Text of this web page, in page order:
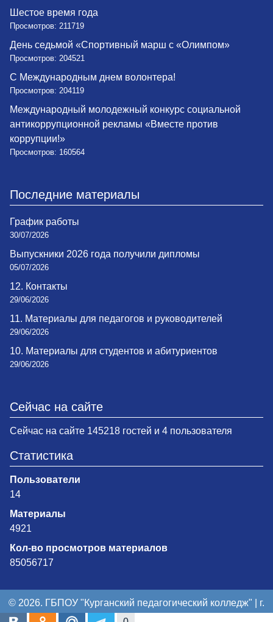
Шестое время года
Просмотров: 211719
День седьмой «Спортивный марш с «Олимпом»
Просмотров: 204521
С Международным днем волонтера!
Просмотров: 204119
Международный молодежный конкурс социальной
антикоррупционной рекламы «Вместе против
коррупции!»
Просмотров: 160564
Последние материалы
График работы
30/07/2026
Выпускники 2026 года получили дипломы
05/07/2026
12. Контакты
29/06/2026
11. Материалы для педагогов и руководителей
29/06/2026
10. Материалы для студентов и абитуриентов
29/06/2026
Сейчас на сайте
Сейчас на сайте 145218 гостей и 4 пользователя
Статистика
Пользователи
14
Материалы
4921
Кол-во просмотров материалов
85056717
© 2026. ГБПОУ "Курганский педагогический колледж" | г.
Курган